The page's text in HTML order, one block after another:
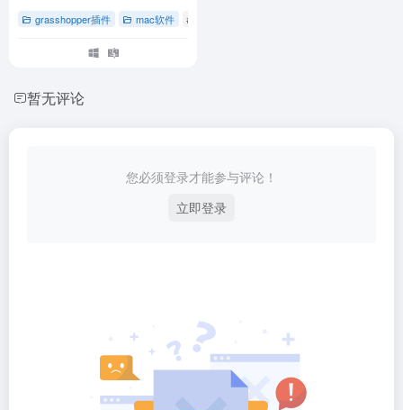
grasshopper插件 mac软件 # 4D噪声
暂无评论
您必须登录才能参与评论！
立即登录